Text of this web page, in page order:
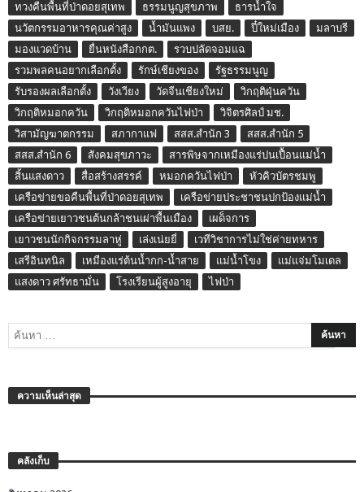
ทวงคืนพื้นที่ป่าดอยสุเทพ
ธรรมนูญสุขภาพ
ธารน้ำใจ
นวัตกรรมอาหารคุณค่าสูง
น้ำมันแพง บสย. ปี๋ใหม่เมือง
มลาบรี
มองแวดบ้าน
ยื่นหนังสือกกต.
รวบปลัดจอมแฉ
รวมพลคนอยากเลือกตั้ง
รักษ์เชียงของ
รัฐธรรมนูญ
รับรองผลเลือกตั้ง
วังเวียง วัดจีนเชียงใหม่
วิกฤติฝุ่นควัน
วิกฤติหมอกควัน
วิกฤติหมอกควันไฟป่า
วิจิตรศิลป์ มช.
วิสามัญฆาตกรรม
สภากาแฟ สสส.สำนัก 3
สสส.สำนัก 5
สสส.สำนัก 6
สังคมสุขภาวะ
สารพิษจากเหมืองแร่ปนเปื้อนแม่น้ำ
สิ้นแสงดาว
สื่อสร้างสรรค์ หมอกควันไฟป่า
หัวคิวบัตรชมพู
เครือข่ายขอคืนพื้นที่ป่าดอยสุเทพ
เครือข่ายประชาชนปกป้องแม่น้ำ
เครือข่ายเยาวชนต้นกล้าชนเผ่าพื้นเมือง
เผด็จการ
เยาวชนนักกิจกรรมลาหู่
เล่งเน่ยยี่
เวทีวิชาการไม่ใช่ค่ายทหาร
เสรีอินทนิล
เหมืองแร่ต้นน้ำกก-น้ำสาย แม่น้ำโขง
แม่แจ่มโมเดล
แสงดาว ศรัทธามั่น
โรงเรียนผู้สูงอายุ ไฟป่า
ความเห็นล่าสุด
คลังเก็บ